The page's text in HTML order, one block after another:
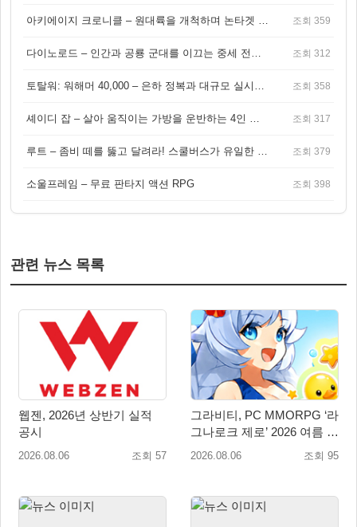
아키에이지 크로니클 – 원대륙을 개척하며 논타겟 전투를 즐기는 오픈월드 MMORPG 조회 359
다이노로드 – 인간과 공룡 군대를 이끄는 중세 전략 액션 RPG 조회 312
토탈워: 워해머 40,000 – 은하 정복과 대규모 실시간 전투가 결합된 전략 게임! 조회 358
셰이디 잡 – 살아 움직이는 가방을 운반하는 4인 협동 물리 어드벤처 게임 조회 317
루트 – 좀비 떼를 뚫고 달려라! 스쿨버스가 유일한 집이 되는 4인 협동 생존 게임 조회 379
소울프레임 – 무료 판타지 액션 RPG 조회 398
관련 뉴스 목록
웹젠, 2026년 상반기 실적
공시
2026.08.06 조회 57
그라비티, PC MMORPG ‘라
그나로크 제로’ 2026 여름 프
로모션 진행!
2026.08.06 조회 95